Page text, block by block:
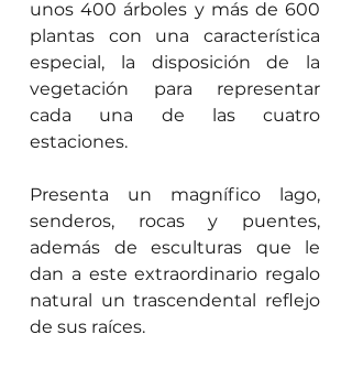
unos 400 árboles y más de 600
plantas con una característica
especial, la disposición de la
vegetación para representar
cada una de las cuatro
estaciones.
Presenta un magnífico lago,
senderos, rocas y puentes,
además de esculturas que le
dan a este extraordinario regalo
natural un trascendental reflejo
de sus raíces.